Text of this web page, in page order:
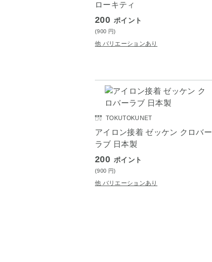
ローキティ
200 ポイント
(900 円)
他 バリエーションあり
TOKUTOKUNET
アイロン接着 ゼッケン クロバー
ラブ 日本製
200 ポイント
(900 円)
他 バリエーションあり